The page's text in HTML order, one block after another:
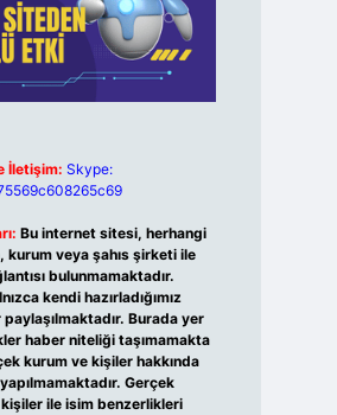
İletişim: Skype:
Bu internet sitesi, herhangi
kurum veya şahıs şirketi ile
bulunmamaktadır.
kendi hazırladığımız
Burada yer
haber niteliği taşımamakta
kurum ve kişiler hakkında
Gerçek
ile isim benzerlikleri